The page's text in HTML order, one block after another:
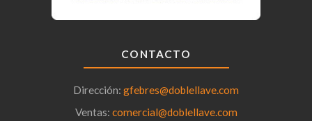
CONTACTO
Dirección: gfebres@doblellave.com
Ventas: comercial@doblellave.com